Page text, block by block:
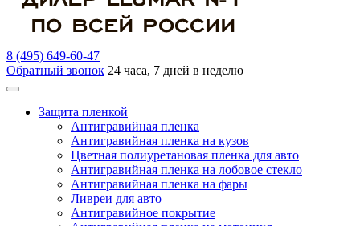
8 (495) 649-60-47
Обратный звонок 24 часа, 7 дней в неделю
Защита пленкой
Антигравийная пленка
Антигравийная пленка на кузов
Цветная полиуретановая пленка для авто
Антигравийная пленка на лобовое стекло
Антигравийная пленка на фары
Ливреи для авто
Антигравийное покрытие